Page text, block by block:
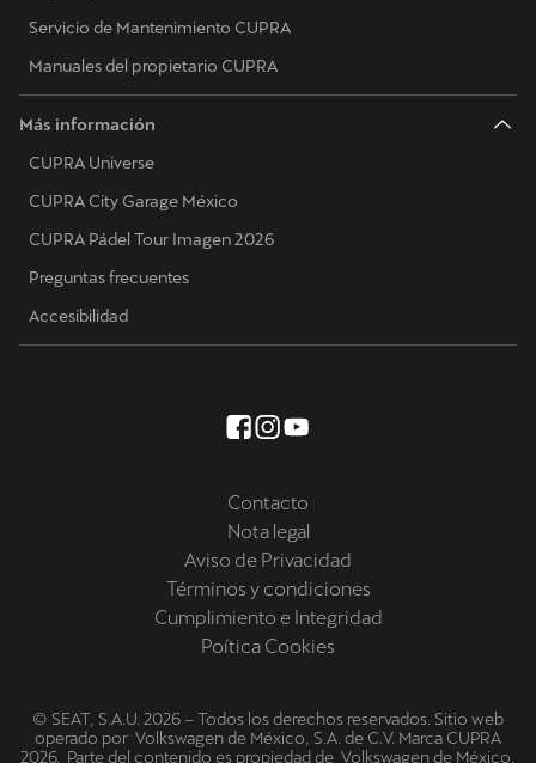
Servicio de Mantenimiento CUPRA
Manuales del propietario CUPRA
Más información
CUPRA Universe
CUPRA City Garage México
CUPRA Pádel Tour Imagen 2026
Preguntas frecuentes
Accesibilidad
Contacto
Nota legal
Aviso de Privacidad
Términos y condiciones
Cumplimiento e Integridad
Poítica Cookies
© SEAT, S.A.U. 2026 – Todos los derechos reservados. Sitio web
operado por Volkswagen de México, S.A. de C.V. Marca CUPRA
2026. Parte del contenido es propiedad de Volkswagen de México,